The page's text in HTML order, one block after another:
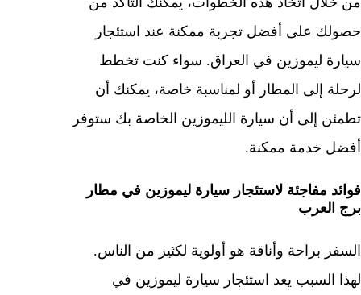
حصولك على أفضل تجربة ممكنة عند استئجار
سيارة ليموزين في العراق. سواء كنت تخطط
لرحلة إلى المطار أو لمناسبة خاصة، يمكنك أن
تطمئن إلى أن سيارة الليموزين الخاصة بك ستوفر
أفضل خدمة ممكنة.
فوائد مفاجئة لاستئجار سيارة ليموزين في مطار
برج العرب
السفر براحة وأناقة هو أولوية لكثير من الناس.
لهذا السبب يعد استئجار سيارة ليموزين في